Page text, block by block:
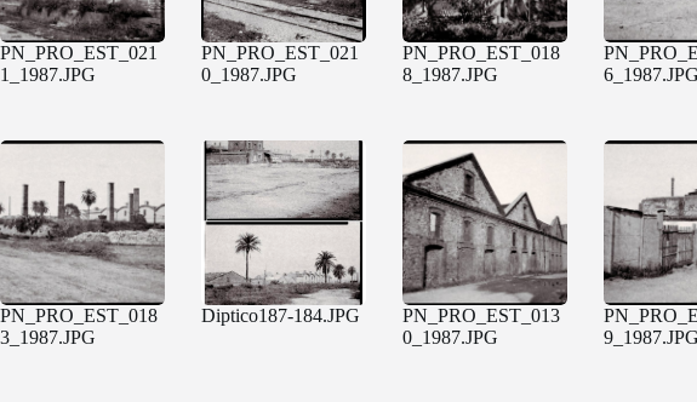
PN_PRO_EST_021
1_1987.JPG
PN_PRO_EST_021
0_1987.JPG
PN_PRO_EST_018
8_1987.JPG
6_1987.JPG
PN_PRO_EST_018
3_1987.JPG
Diptico187-184.JPG
PN_PRO_EST_013
0_1987.JPG
9_1987.JPG